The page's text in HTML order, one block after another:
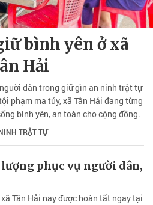
bình yên ở xã
Hải
dân trong giữ gìn an ninh trật tự
phạm ma túy, xã Tân Hải đang từng
bình yên, an toàn cho cộng đồng.
TRẬT TỰ
phục vụ người dân,
Tân Hải nay được hoàn tất ngay tại